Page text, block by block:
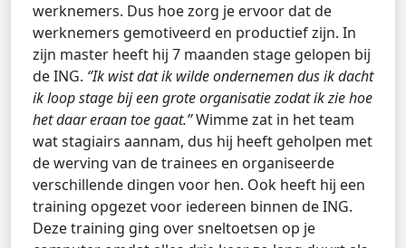
werknemers. Dus hoe zorg je ervoor dat de
werknemers gemotiveerd en productief zijn. In
zijn master heeft hij 7 maanden stage gelopen bij
de ING. ‘’Ik wist dat ik wilde ondernemen dus ik dacht
ik loop stage bij een grote organisatie zodat ik zie hoe
het daar eraan toe gaat.’’Wimme zat in het team
wat stagiairs aannam, dus hij heeft geholpen met
de werving van de trainees en organiseerde
verschillende dingen voor hen. Ook heeft hij een
training opgezet voor iedereen binnen de ING.
Deze training ging over sneltoetsen op je